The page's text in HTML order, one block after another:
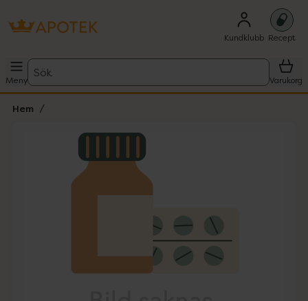
Kundklubb Recept
Meny
Sök
Varukorg
Hem
Lista: . Innehåller 1 objekt.